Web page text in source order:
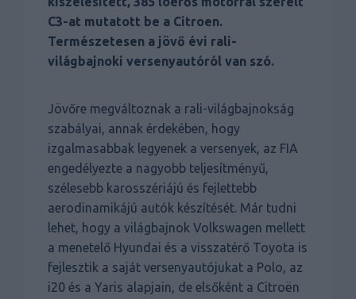
C3-at mutatott be a Citroen.
Természetesen a jövő évi rali-
világbajnoki versenyautóról van szó.
Jövőre megváltoznak a rali-világbajnokság
szabályai, annak érdekében, hogy
izgalmasabbak legyenek a versenyek, az FIA
engedélyezte a nagyobb teljesítményű,
szélesebb karosszériájú és fejlettebb
aerodinamikájú autók készítését. Már tudni
lehet, hogy a világbajnok Volkswagen mellett
a menetelő Hyundai és a visszatérő Toyota is
fejlesztik a saját versenyautójukat a Polo, az
i20 és a Yaris alapjain, de elsőként a Citroën